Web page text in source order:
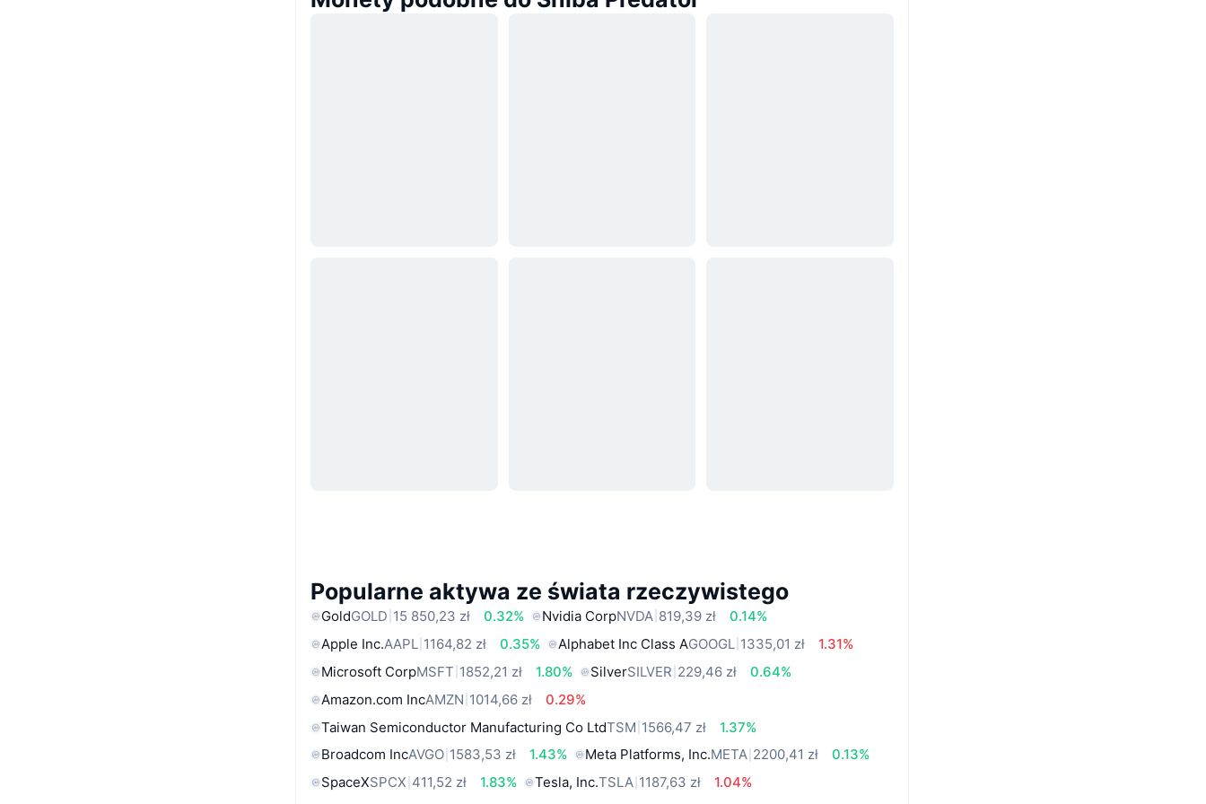
Popularne aktywa ze świata rzeczywistego
GoldGOLD 15 850,23 zł 0.32% Nvidia CorpNVDA 819,39 zł
0.14%
Apple Inc.AAPL 1164,82 zł 0.35% Alphabet Inc Class AGOOGL 1335,01 zł
1.31%
Microsoft CorpMSFT 1852,21 zł 1.80% SilverSILVER 229,46 zł
0.64%
Amazon.com IncAMZN 1014,66 zł
0.29%
Taiwan Semiconductor Manufacturing Co LtdTSM 1566,47 zł
1.37%
Broadcom IncAVGO 1583,53 zł 1.43% Meta Platforms, Inc.META 2200,41 zł
0.13%
SpaceXSPCX 411,52 zł 1.83% Tesla, Inc.TSLA 1187,63 zł
1.04%